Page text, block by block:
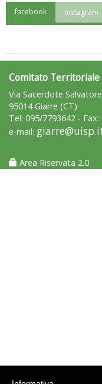
"Superare gli ostacoli":
facebook instagram
Comitato Territoriale
Via Sacerdote
95014 Giarre (CT)
Tel: 095/7793642 -
e-mail:
Area Riservata 2.0